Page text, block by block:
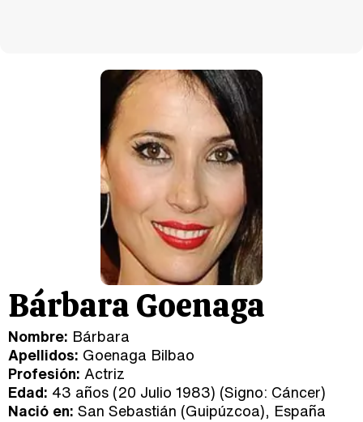
Bárbara Goenaga
Nombre: Bárbara
Apellidos: Goenaga Bilbao
Profesión: Actriz
Edad: 43 años (20 Julio 1983) (Signo: Cáncer)
Nació en: San Sebastián (Guipúzcoa), España